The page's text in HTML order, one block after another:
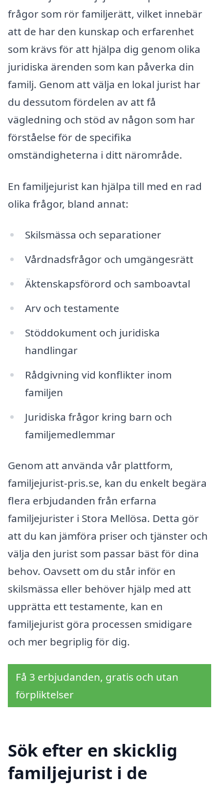
frågor som rör familjerätt, vilket innebär
att de har den kunskap och erfarenhet
som krävs för att hjälpa dig genom olika
juridiska ärenden som kan påverka din
familj. Genom att välja en lokal jurist har
du dessutom fördelen av att få
vägledning och stöd av någon som har
förståelse för de specifika
omständigheterna i ditt närområde.
En familjejurist kan hjälpa till med en rad
olika frågor, bland annat:
Skilsmässa och separationer
Vårdnadsfrågor och umgängesrätt
Äktenskapsförord och samboavtal
Arv och testamente
Stöddokument och juridiska
handlingar
Rådgivning vid konflikter inom
familjen
Juridiska frågor kring barn och
familjemedlemmar
Genom att använda vår plattform,
familjejurist-pris.se, kan du enkelt begära
flera erbjudanden från erfarna
familjejurister i Stora Mellösa. Detta gör
att du kan jämföra priser och tjänster och
välja den jurist som passar bäst för dina
behov. Oavsett om du står inför en
skilsmässa eller behöver hjälp med att
upprätta ett testamente, kan en
familjejurist göra processen smidigare
och mer begriplig för dig.
Få 3 erbjudanden, gratis och utan
förpliktelser
Sök efter en skicklig
familjejurist i de